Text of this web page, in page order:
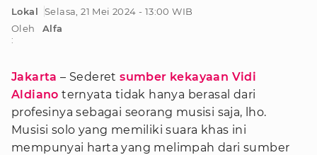
Lokal
Selasa, 21 Mei 2024 - 13:00 WIB
Oleh
:
Alfa
Jakarta – Sederetsumber kekayaan Vidi
Aldiano ternyata tidak hanya berasal dari
profesinya sebagai seorang musisi saja, lho.
Musisi solo yang memiliki suara khas ini
mempunyai harta yang melimpah dari sumber